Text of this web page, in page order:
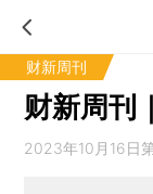
财新周刊
财新周刊
2023年10月16日